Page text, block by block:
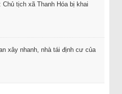
Chủ tịch xã Thanh Hóa bị khai
xây nhanh, nhà tái định cư của